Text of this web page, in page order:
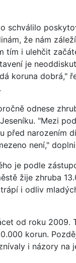
schválilo
že nám
tím i ulehčit
je
koruna dobrá,"
odnese
"Mezi
před narozením
není,"
je podle
žije zhruba
i odliv
od roku 2009.
korun.
i názory na